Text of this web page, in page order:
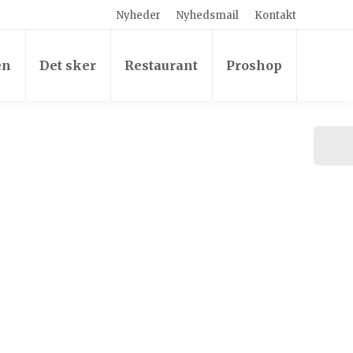
Nyheder Nyhedsmail Kontakt
Det sker Restaurant Proshop